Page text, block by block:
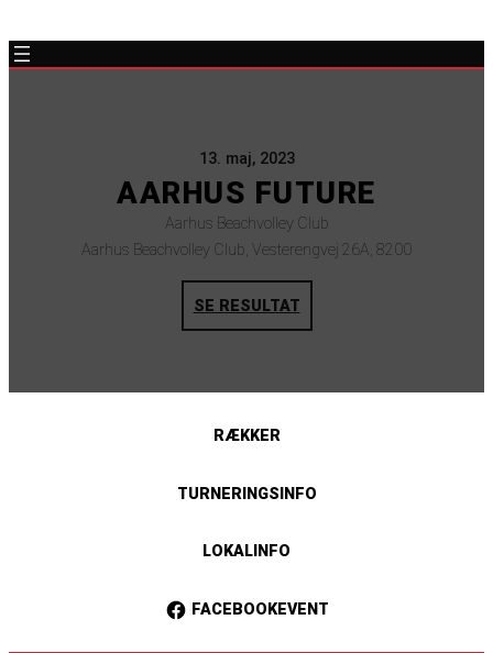
13. maj, 2023
AARHUS FUTURE
Aarhus Beachvolley Club
Aarhus Beachvolley Club, Vesterengvej 26A, 8200
SE RESULTAT
RÆKKER
TURNERINGSINFO
LOKALINFO
FACEBOOKEVENT